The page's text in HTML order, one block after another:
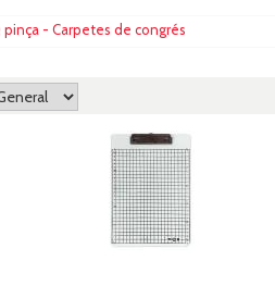
- Carpetes de congrés